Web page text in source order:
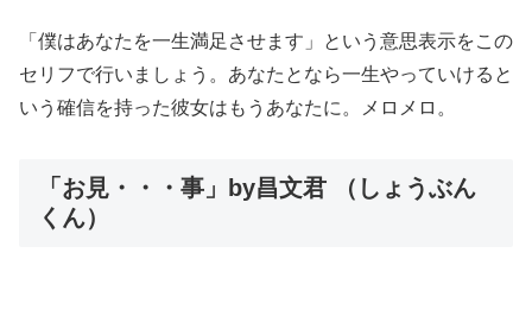
「僕はあなたを一生満足させます」という意思表示をこの
セリフで行いましょう。あなたとなら一生やっていけると
いう確信を持った彼女はもうあなたに。メロメロ。
「お見・・・事」by昌文君 （しょうぶん
くん）